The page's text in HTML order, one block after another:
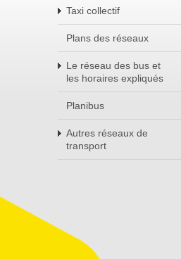
Taxi collectif
Plans des réseaux
Le réseau des bus et
les horaires expliqués
Planibus
Autres réseaux de
transport